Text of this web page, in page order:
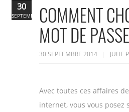
COMMENT
MOT DE
30 SEPTEMBRE 2014 JULIE
Avec toutes ces affaires
internet, vous vous posez
30
SEPTEMBRE